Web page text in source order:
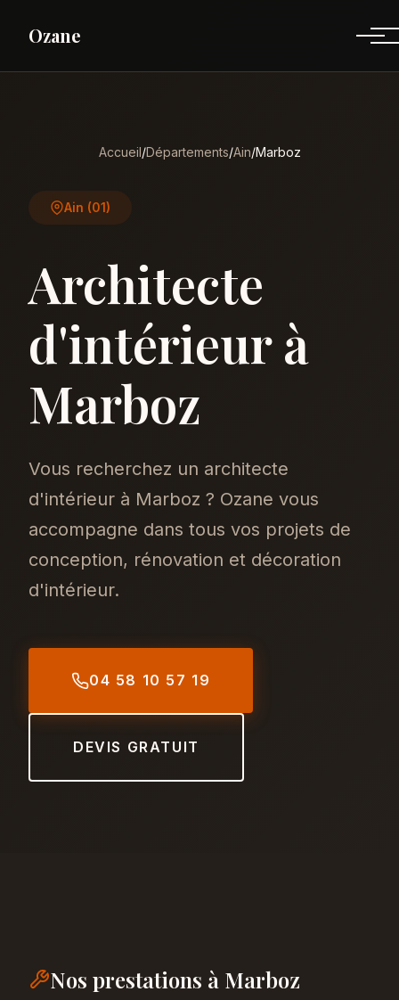
Ozane
Accueil/Départements/Ain/Marboz
Ain (01)
Architecte
d'intérieur à
Marboz
Vous recherchez un architecte
d'intérieur à Marboz ? Ozane vous
accompagne dans tous vos projets de
conception, rénovation et décoration
d'intérieur.
04 58 10 57 19
DEVIS GRATUIT
Nos prestations à Marboz